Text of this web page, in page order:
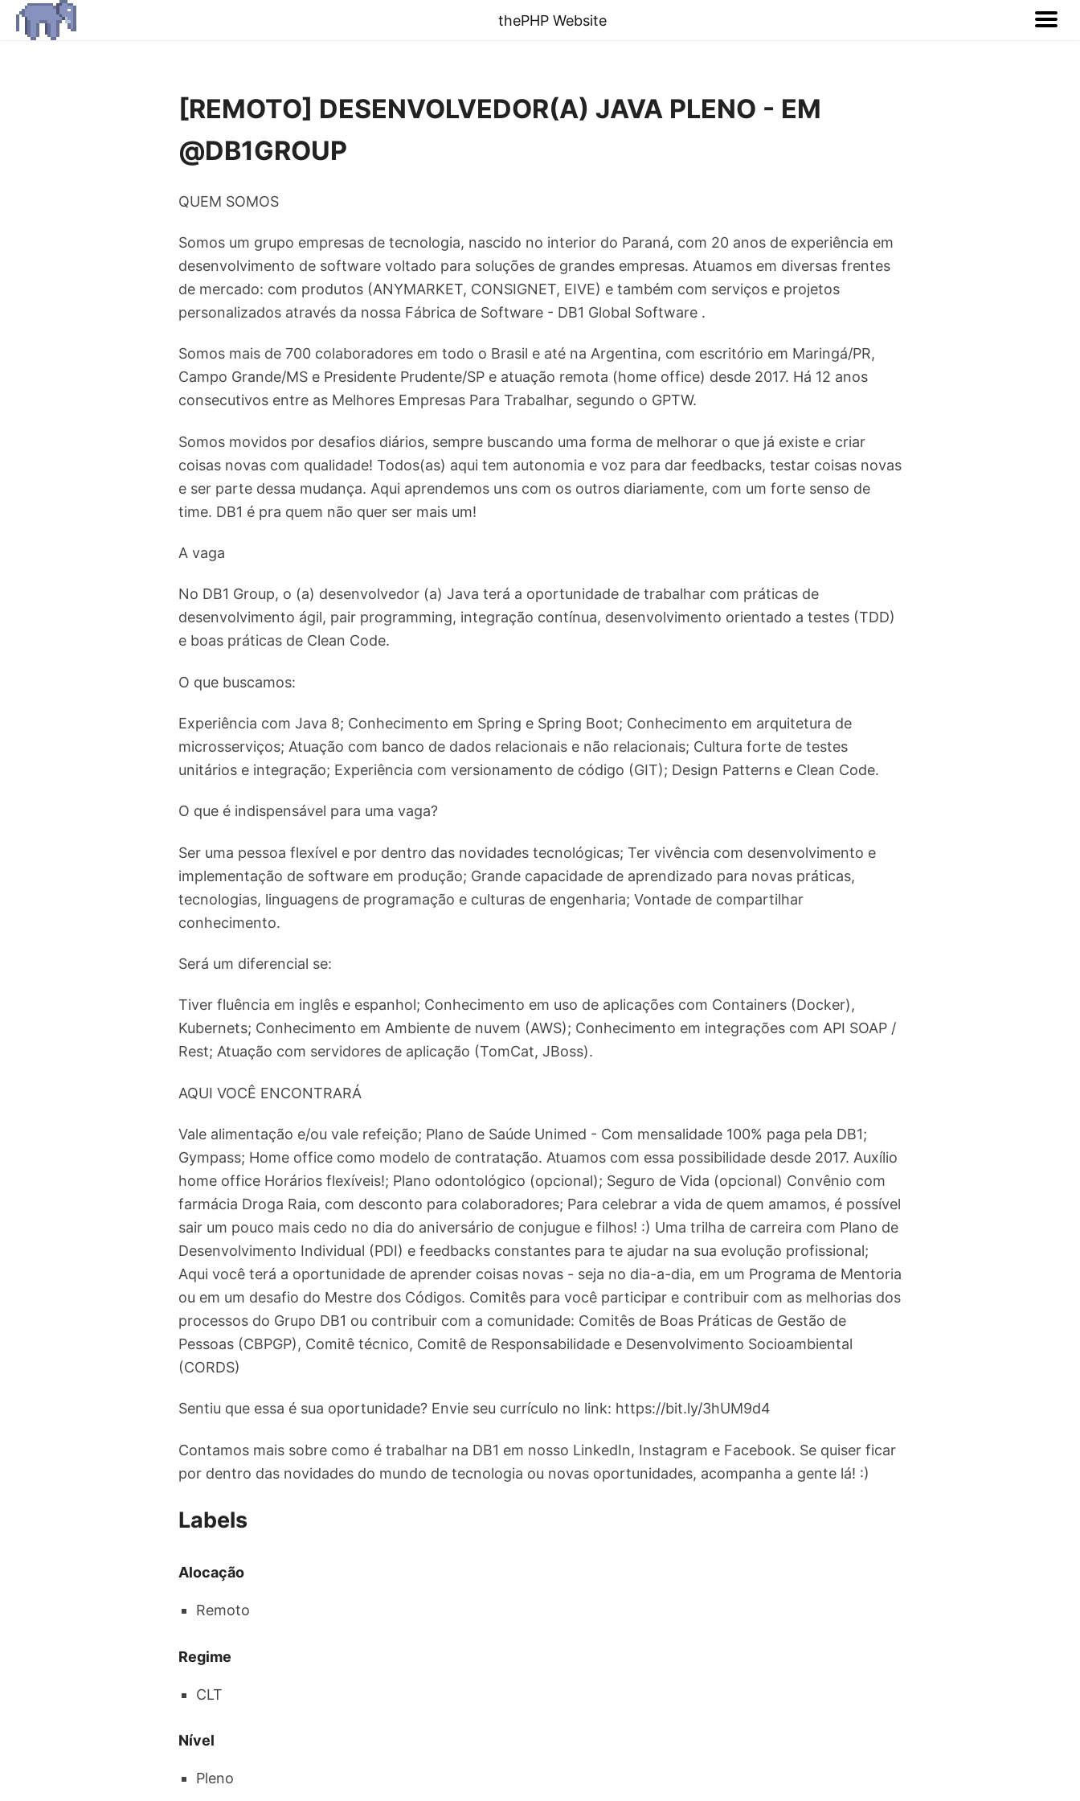
thePHP Website
[REMOTO] DESENVOLVEDOR(A) JAVA PLENO - EM
@DB1GROUP
QUEM SOMOS
Somos um grupo empresas de tecnologia, nascido no interior do Paraná, com 20 anos de experiência em
desenvolvimento de software voltado para soluções de grandes empresas. Atuamos em diversas frentes
de mercado: com produtos (ANYMARKET, CONSIGNET, EIVE) e também com serviços e projetos
personalizados através da nossa Fábrica de Software - DB1 Global Software .
Somos mais de 700 colaboradores em todo o Brasil e até na Argentina, com escritório em Maringá/PR,
Campo Grande/MS e Presidente Prudente/SP e atuação remota (home office) desde 2017. Há 12 anos
consecutivos entre as Melhores Empresas Para Trabalhar, segundo o GPTW.
Somos movidos por desafios diários, sempre buscando uma forma de melhorar o que já existe e criar
coisas novas com qualidade! Todos(as) aqui tem autonomia e voz para dar feedbacks, testar coisas novas
e ser parte dessa mudança. Aqui aprendemos uns com os outros diariamente, com um forte senso de
time. DB1 é pra quem não quer ser mais um!
A vaga
No DB1 Group, o (a) desenvolvedor (a) Java terá a oportunidade de trabalhar com práticas de
desenvolvimento ágil, pair programming, integração contínua, desenvolvimento orientado a testes (TDD)
e boas práticas de Clean Code.
O que buscamos:
Experiência com Java 8; Conhecimento em Spring e Spring Boot; Conhecimento em arquitetura de
microsserviços; Atuação com banco de dados relacionais e não relacionais; Cultura forte de testes
unitários e integração; Experiência com versionamento de código (GIT); Design Patterns e Clean Code.
O que é indispensável para uma vaga?
Ser uma pessoa flexível e por dentro das novidades tecnológicas; Ter vivência com desenvolvimento e
implementação de software em produção; Grande capacidade de aprendizado para novas práticas,
tecnologias, linguagens de programação e culturas de engenharia; Vontade de compartilhar
conhecimento.
Será um diferencial se:
Tiver fluência em inglês e espanhol; Conhecimento em uso de aplicações com Containers (Docker),
Kubernets; Conhecimento em Ambiente de nuvem (AWS); Conhecimento em integrações com API SOAP /
Rest; Atuação com servidores de aplicação (TomCat, JBoss).
AQUI VOCÊ ENCONTRARÁ
Vale alimentação e/ou vale refeição; Plano de Saúde Unimed - Com mensalidade 100% paga pela DB1;
Gympass; Home office como modelo de contratação. Atuamos com essa possibilidade desde 2017. Auxílio
home office Horários flexíveis!; Plano odontológico (opcional); Seguro de Vida (opcional) Convênio com
farmácia Droga Raia, com desconto para colaboradores; Para celebrar a vida de quem amamos, é possível
sair um pouco mais cedo no dia do aniversário de conjugue e filhos! :) Uma trilha de carreira com Plano de
Desenvolvimento Individual (PDI) e feedbacks constantes para te ajudar na sua evolução profissional;
Aqui você terá a oportunidade de aprender coisas novas - seja no dia-a-dia, em um Programa de Mentoria
ou em um desafio do Mestre dos Códigos. Comitês para você participar e contribuir com as melhorias dos
processos do Grupo DB1 ou contribuir com a comunidade: Comitês de Boas Práticas de Gestão de
Pessoas (CBPGP), Comitê técnico, Comitê de Responsabilidade e Desenvolvimento Socioambiental
(CORDS)
Sentiu que essa é sua oportunidade? Envie seu currículo no link: https://bit.ly/3hUM9d4
Contamos mais sobre como é trabalhar na DB1 em nosso LinkedIn, Instagram e Facebook. Se quiser ficar
por dentro das novidades do mundo de tecnologia ou novas oportunidades, acompanha a gente lá! :)
Labels
Alocação
Remoto
Regime
CLT
Nível
Pleno